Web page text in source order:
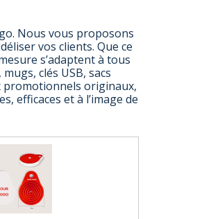
Nous vous proposons
vos clients. Que ce
s’adaptent à tous
clés USB, sacs
promotionnels originaux,
efficaces et à l’image de